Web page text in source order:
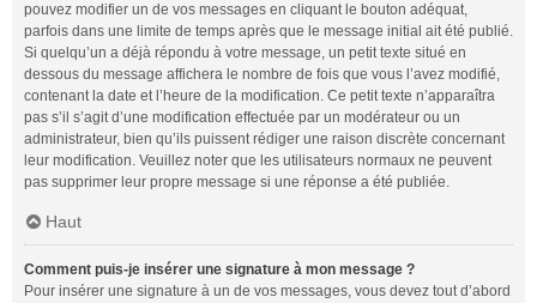
pouvez modifier un de vos messages en cliquant le bouton adéquat,
parfois dans une limite de temps après que le message initial ait été publié.
Si quelqu’un a déjà répondu à votre message, un petit texte situé en
dessous du message affichera le nombre de fois que vous l’avez modifié,
contenant la date et l’heure de la modification. Ce petit texte n’apparaîtra
pas s’il s’agit d’une modification effectuée par un modérateur ou un
administrateur, bien qu’ils puissent rédiger une raison discrète concernant
leur modification. Veuillez noter que les utilisateurs normaux ne peuvent
pas supprimer leur propre message si une réponse a été publiée.
Haut
Comment puis-je insérer une signature à mon message ?
Pour insérer une signature à un de vos messages, vous devez tout d’abord